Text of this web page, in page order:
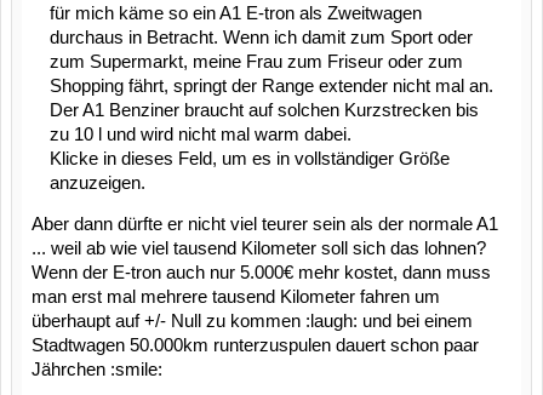
für mich käme so ein A1 E-tron als Zweitwagen
durchaus in Betracht. Wenn ich damit zum Sport oder
zum Supermarkt, meine Frau zum Friseur oder zum
Shopping fährt, springt der Range extender nicht mal an.
Der A1 Benziner braucht auf solchen Kurzstrecken bis
zu 10 l und wird nicht mal warm dabei.
Klicke in dieses Feld, um es in vollständiger Größe
anzuzeigen.
Aber dann dürfte er nicht viel teurer sein als der normale A1
... weil ab wie viel tausend Kilometer soll sich das lohnen?
Wenn der E-tron auch nur 5.000€ mehr kostet, dann muss
man erst mal mehrere tausend Kilometer fahren um
überhaupt auf +/- Null zu kommen :laugh: und bei einem
Stadtwagen 50.000km runterzuspulen dauert schon paar
Jährchen :smile: